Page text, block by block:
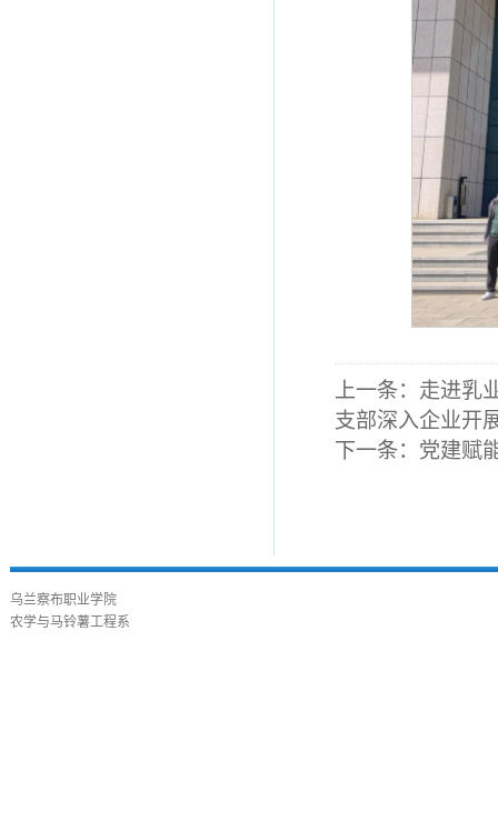
上一条： 走进乳
支部深入企业开
下一条： 党建赋
乌兰察布职业学院
农学与马铃薯工程系